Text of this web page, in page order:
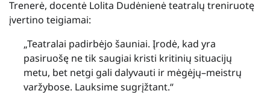
Trenerė, docentė Lolita Dudėnienė teatralų treniruotę
įvertino teigiamai:
„Teatralai padirbėjo šauniai. Įrodė, kad yra
pasiruošę ne tik saugiai kristi kritinių situacijų
metu, bet netgi gali dalyvauti ir mėgėjų–meistrų
varžybose. Lauksime sugrįžtant.“